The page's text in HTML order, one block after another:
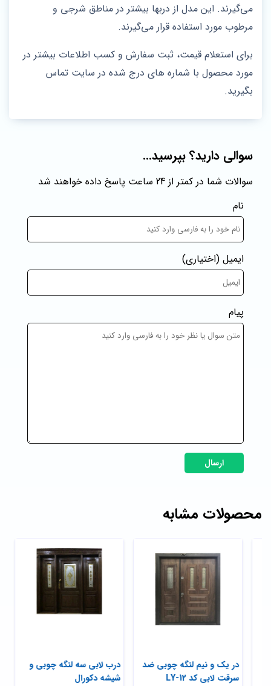
می‌گیرند. این مدل از دربها بیشتر در مناطق شرجی و
مرطوب مورد استفاده قرار می‌گیرند.
برای استعلام قیمت، ثبت سفارش و کسب اطلاعات بیشتر در
مورد محصول با شماره های درج شده در سایت تماس
بگیرید.
سوالی دارید؟ بپرسید...
سوالات شما در کمتر از 24 ساعت پاسخ داده خواهند شد
نام
ایمیل (اختیاری)
پیام
ارسال
محصولات مشابه
در یک و نیم لنگه چوبی ضد
سرقت لابی کد LY-12
درب لابی سه لنگه آبنوس